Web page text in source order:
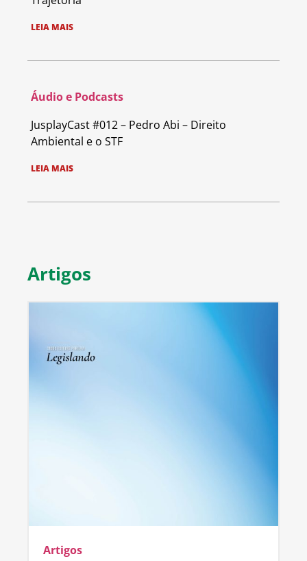
LEIA MAIS
Áudio e Podcasts
JusplayCast #012 – Pedro Abi – Direito
Ambiental e o STF
LEIA MAIS
Artigos
Artigos